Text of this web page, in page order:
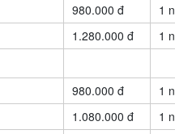
980.000 đ
1
1.280.000 đ
1
980.000 đ
1
1.080.000 đ
1